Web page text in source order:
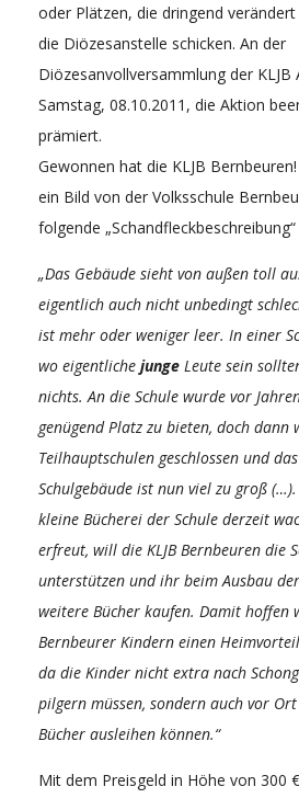
oder Plätzen, die dringend
die Diözesanstelle schicken. An der
Diözesanvollversammlung der KLJB
Samstag, 08.10.2011, die Aktion
prämiert.
Gewonnen hat die KLJB
ein Bild von der Volksschule
folgende
„Das Gebäude sieht von außen toll
eigentlich auch nicht unbedingt
ist mehr oder weniger leer. In einer
wo eigentliche junge Leute sein
nichts. An die Schule wurde vor
genügend Platz zu bieten, doch dann
Teilhauptschulen geschlossen und
Schulgebäude ist nun viel zu groß
kleine Bücherei der Schule derzeit
erfreut, will die KLJB Bernbeuren die
unterstützen und ihr beim Ausbau
weitere Bücher kaufen. Damit hoffen
Bernbeurer Kindern einen
da die Kinder nicht extra nach
pilgern müssen, sondern auch vor
Bücher ausleihen können.“
Mit dem Preisgeld in Höhe von 300